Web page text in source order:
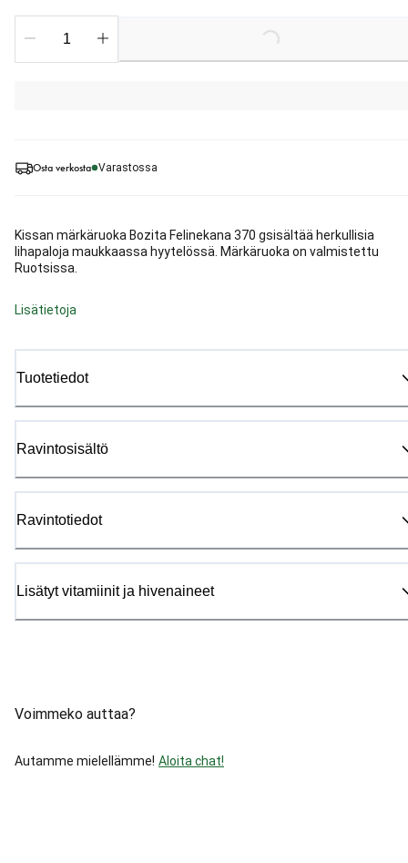
Osta verkosta Varastossa
Kissan märkäruoka Bozita Felinekana 370 gsisältää herkullisia
lihapaloja maukkaassa hyytelössä. Märkäruoka on valmistettu
Ruotsissa.
Lisätietoja
Tuotetiedot
Ravintosisältö
Ravintotiedot
Lisätyt vitamiinit ja hivenaineet
Voimmeko auttaa?
Autamme mielellämme! Aloita chat!
Loading...